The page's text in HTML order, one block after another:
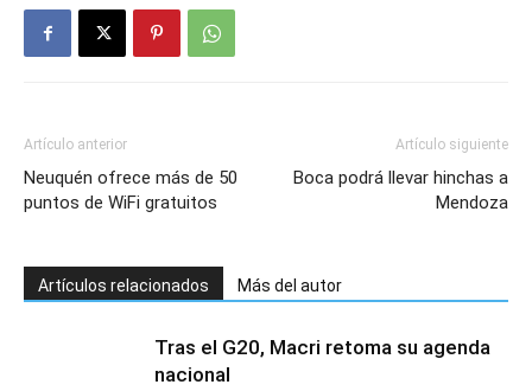
Artículo anterior
Neuquén ofrece más de 50
puntos de WiFi gratuitos
Artículo siguiente
Boca podrá llevar hinchas a
Mendoza
Artículos relacionados Más del autor
Tras el G20, Macri retoma su agenda
nacional